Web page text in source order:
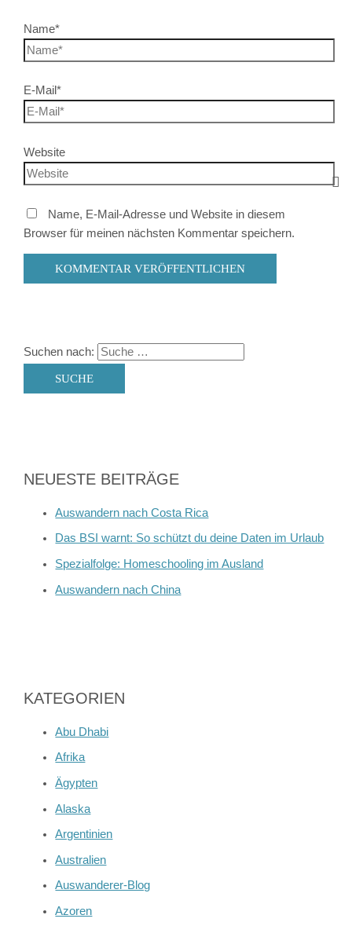
Name*
E-Mail*
Website
Name, E-Mail-Adresse und Website in diesem
Browser für meinen nächsten Kommentar speichern.
Suchen nach:
NEUESTE BEITRÄGE
Auswandern nach Costa Rica
Das BSI warnt: So schützt du deine Daten im Urlaub
Spezialfolge: Homeschooling im Ausland
Auswandern nach China
KATEGORIEN
Abu Dhabi
Afrika
Ägypten
Alaska
Argentinien
Australien
Auswanderer-Blog
Azoren